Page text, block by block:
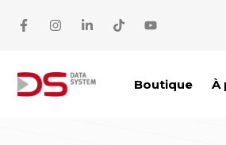
Boutique À